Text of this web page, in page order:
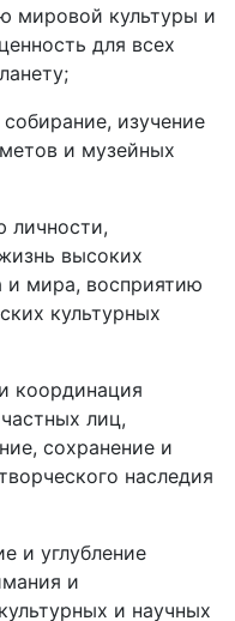
мировой культуры и
для всех
изучение
и музейных
личности,
высоких
и мира, восприятию
культурных
координация
лиц,
сохранение и
наследия
и углубление
и
и научных